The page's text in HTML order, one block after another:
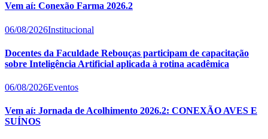
Vem aí: Conexão Farma 2026.2
06/08/2026Institucional
Docentes da Faculdade Rebouças participam de capacitação
sobre Inteligência Artificial aplicada à rotina acadêmica
06/08/2026Eventos
Vem aí: Jornada de Acolhimento 2026.2: CONEXÃO AVES E
SUÍNOS